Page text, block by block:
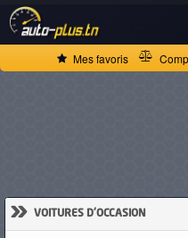
Mes favoris
» VOITURES D'OCCASION
ACCUEIL